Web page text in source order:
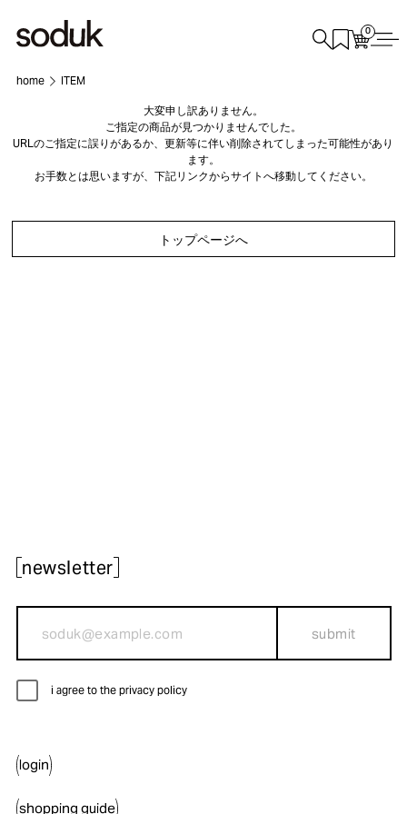
0
home ITEM
大変申し訳ありません。
ご指定の商品が見つかりませんでした。
URLのご指定に誤りがあるか、更新等に伴い削除されてしまった可能性があり
ます。
お手数とは思いますが、下記リンクからサイトへ移動してください。
トップページへ
login
shopping guide
newsletter
submit
i agree to the privacy policy